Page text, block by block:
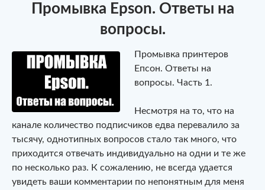
Промывка Epson. Ответы на
вопросы.
Промывка принтеров
Епсон. Ответы на
вопросы. Часть 1.
Несмотря на то, что на
канале количество подписчиков едва перевалило за
тысячу, однотипных вопросов стало так много, что
приходится отвечать индивидуально на одни и те же
по несколько раз. К сожалению, не всегда удается
увидеть ваши комментарии по непонятным для меня